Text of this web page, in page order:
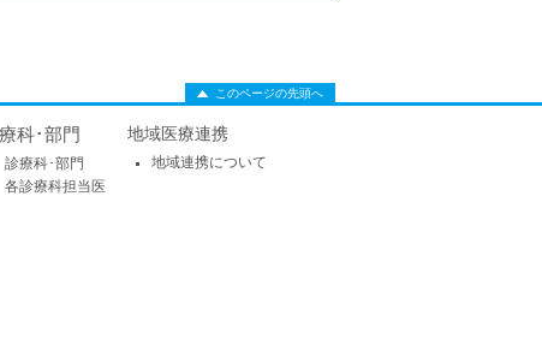
このページの先頭へ
科･部門
診療科･部門
各診療科担当医
地域医療連携
地域連携について